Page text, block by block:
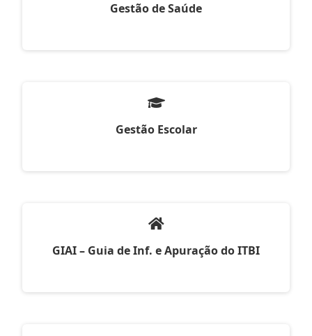
Gestão de Saúde
Gestão Escolar
GIAI – Guia de Inf. e Apuração do ITBI